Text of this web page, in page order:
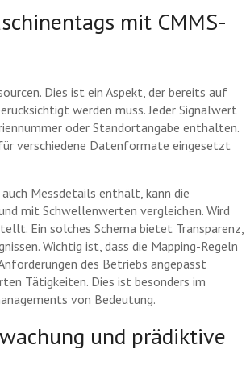
mit CMMS-
Dies ist ein Aspekt, der bereits auf
werden muss. Jeder Signalwert
oder Standortangabe enthalten.
verschiedene Datenformate eingesetzt
Messdetails enthält, kann die
mit Schwellenwerten vergleichen. Wird
Ein solches Schema bietet Transparenz,
Wichtig ist, dass die Mapping-Regeln
des Betriebs angepasst
Tätigkeiten. Dies ist besonders im
von Bedeutung.
und prädiktive